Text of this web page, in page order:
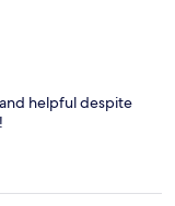
helpful despite